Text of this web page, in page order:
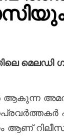
ആകുന്ന അമൽ
ആണ്